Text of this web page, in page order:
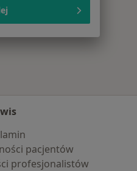
pacjentów
profesjonalistów